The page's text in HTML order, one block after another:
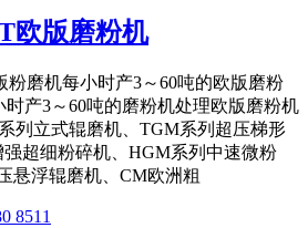
欧版磨粉机
粉磨机每小时产3～60吨的欧版磨粉
产3～60吨的磨粉机处理欧版磨粉机
列立式辊磨机、TGM系列超压梯形
超细粉碎机、HGM系列中速微粉
悬浮辊磨机、CM欧洲粗
8511